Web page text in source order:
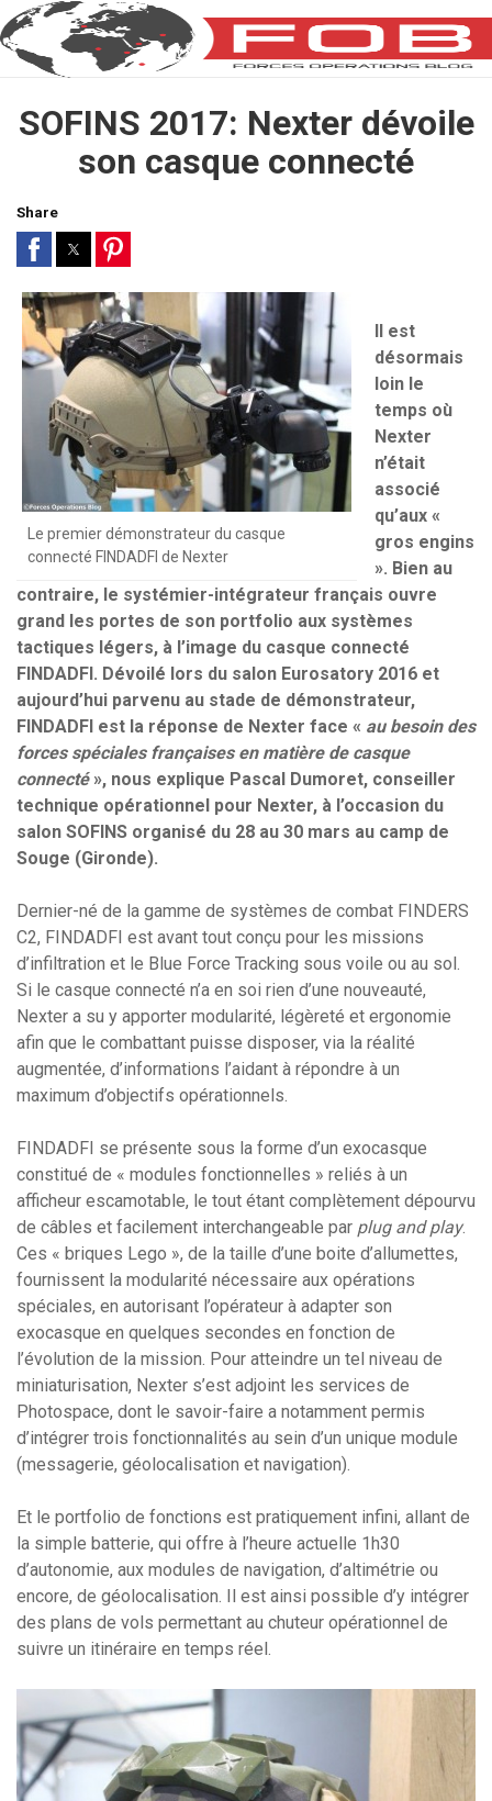
SOFINS 2017: Nexter dévoile
son casque connecté
Share
Le premier démonstrateur du casque
connecté FINDADFI de Nexter
Il est
désormais
loin le
temps où
Nexter
n’était
associé
qu’aux «
gros engins
». Bien au
contraire, le systémier-intégrateur français ouvre
grand les portes de son portfolio aux systèmes
tactiques légers, à l’image du casque connecté
FINDADFI. Dévoilé lors du salon Eurosatory 2016 et
aujourd’hui parvenu au stade de démonstrateur,
FINDADFI est la réponse de Nexter face « au besoin des
forces spéciales françaises en matière de casque
connecté», nous explique Pascal Dumoret, conseiller
technique opérationnel pour Nexter, à l’occasion du
salon SOFINS organisé du 28 au 30 mars au camp de
Souge (Gironde).
Dernier-né de la gamme de systèmes de combat FINDERS
C2, FINDADFI est avant tout conçu pour les missions
d’infiltration et le Blue Force Tracking sous voile ou au sol.
Si le casque connecté n’a en soi rien d’une nouveauté,
Nexter a su y apporter modularité, légèreté et ergonomie
afin que le combattant puisse disposer, via la réalité
augmentée, d’informations l’aidant à répondre à un
maximum d’objectifs opérationnels.
FINDADFI se présente sous la forme d’un exocasque
constitué de « modules fonctionnelles » reliés à un
afficheur escamotable, le tout étant complètement dépourvu
de câbles et facilement interchangeable par plug and play.
Ces « briques Lego », de la taille d’une boite d’allumettes,
fournissent la modularité nécessaire aux opérations
spéciales, en autorisant l’opérateur à adapter son
exocasque en quelques secondes en fonction de
l’évolution de la mission. Pour atteindre un tel niveau de
miniaturisation, Nexter s’est adjoint les services de
Photospace, dont le savoir-faire a notamment permis
d’intégrer trois fonctionnalités au sein d’un unique module
(messagerie, géolocalisation et navigation).
Et le portfolio de fonctions est pratiquement infini, allant de
la simple batterie, qui offre à l’heure actuelle 1h30
d’autonomie, aux modules de navigation, d’altimétrie ou
encore, de géolocalisation. Il est ainsi possible d’y intégrer
des plans de vols permettant au chuteur opérationnel de
suivre un itinéraire en temps réel.